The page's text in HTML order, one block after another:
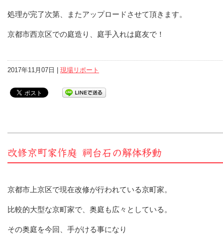
処理が完了次第、またアップロードさせて頂きます。
京都市西京区での庭造り、庭手入れは庭友で！
2017年11月07日 | 現場リポート
改修京町家作庭 祠台石の解体移動
京都市上京区で現在改修が行われている京町家。
比較的大型な京町家で、奥庭も広々としている。
その奥庭を今回、手がける事になり